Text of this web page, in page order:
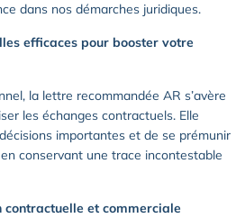
dans nos démarches juridiques.
efficaces pour booster votre
la lettre recommandée AR s’avère
les échanges contractuels. Elle
importantes et de se prémunir
conservant une trace incontestable
et commerciale